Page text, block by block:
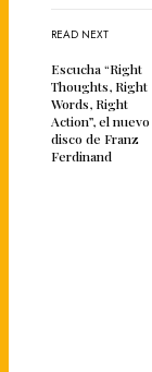
READ NEXT
Escucha “Right
Thoughts, Right
Words, Right
Action”, el nuevo
disco de Franz
Ferdinand